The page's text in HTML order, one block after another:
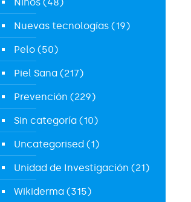
Nuevas tecnologías (19)
Pelo (50)
Piel Sana (217)
Prevención (229)
Sin categoría (10)
Uncategorised (1)
Unidad de Investigación (21)
Wikiderma (315)